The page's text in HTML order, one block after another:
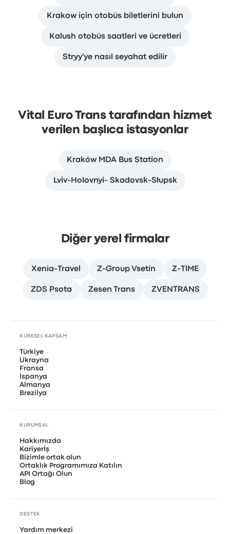
Krakow için otobüs biletlerini bulun
Kalush otobüs saatleri ve ücretleri
Stryy'ye nasıl seyahat edilir
Vital Euro Trans tarafından hizmet
verilen başlıca istasyonlar
Kraków MDA Bus Station
Lviv-Holovnyi- Skadovsk-Słupsk
Diğer yerel firmalar
Xenia-Travel Z-Group Vsetín Z-TIME
ZDS Psota Zesen Trans ZVENTRANS
KÜRESEL KAPSAM
Türkiye
Ukrayna
Fransa
İspanya
Almanya
Brezilya
KURUMSAL
Hakkımızda
Kariyerİş
Bizimle ortak olun
Ortaklık Programımıza Katılın
API Ortağı Olun
Blog
DESTEK
Yardım merkezi